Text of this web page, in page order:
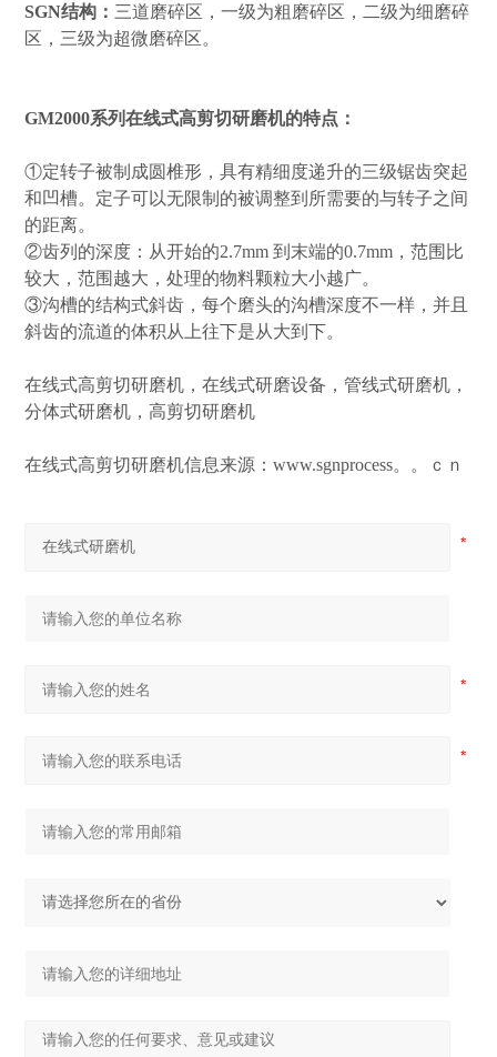
SGN结构： 三道磨碎区，一级为粗磨碎区，二级为细磨碎
区，三级为超微磨碎区。
GM2000系列在线式高剪切研磨机的特点：
①定转子被制成圆椎形，具有精细度递升的三级锯齿突起
和凹槽。定子可以无限制的被调整到所需要的与转子之间
的距离。
②齿列的深度：从开始的2.7mm 到末端的0.7mm，范围比
较大，范围越大，处理的物料颗粒大小越广。
③沟槽的结构式斜齿，每个磨头的沟槽深度不一样，并且
斜齿的流道的体积从上往下是从大到下。
在线式高剪切研磨机，在线式研磨设备，管线式研磨机，
分体式研磨机，高剪切研磨机
在线式高剪切研磨机信息来源：www.sgnprocess。。ｃｎ